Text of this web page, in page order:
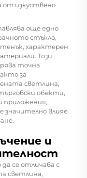
от изкуствено
още едно
стъкло,
характерен
Този
точна
за
светлина,
обекти,
приложения,
влияе
и
се отличава с
светлина,